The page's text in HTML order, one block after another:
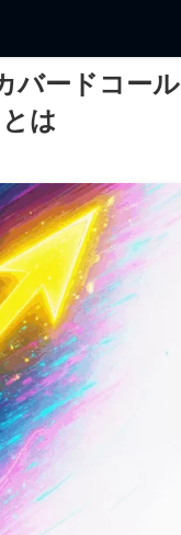
バードコール
は